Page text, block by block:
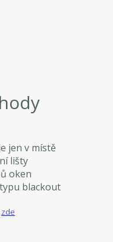
jen v místě
lišty
oken
blackout
zde